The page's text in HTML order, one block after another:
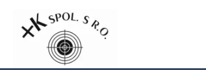
Přihlásit se